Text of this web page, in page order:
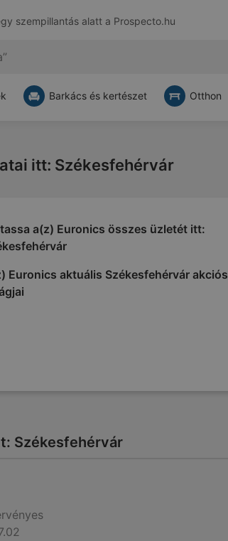
szempillantás alatt a Prospecto.hu
Barkács és kertészet Otthon
itt: Székesfehérvár
a(z) Euronics összes üzletét itt:
Euronics aktuális Székesfehérvár akciós
Székesfehérvár